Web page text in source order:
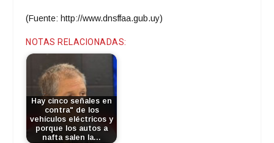
(Fuente: http://www.dnsffaa.gub.uy)
NOTAS RELACIONADAS:
Hay cinco señales en
contra" de los
vehículos eléctricos y
porque los autos a
nafta salen la…